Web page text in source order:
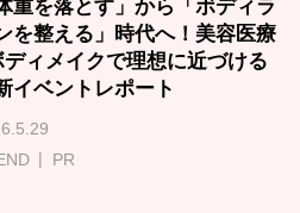
重を落とす」から「ボディラ
を整える」時代へ！美容医療
ディメイクで理想に近づける
イベントレポート
PR